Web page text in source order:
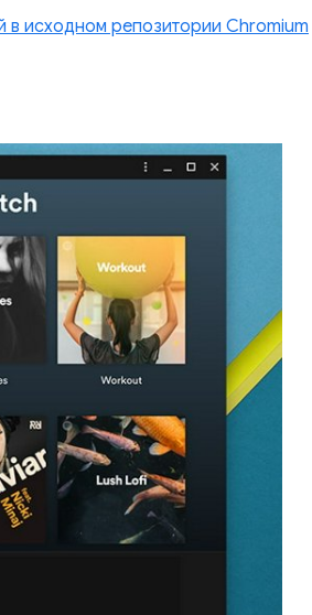
в исходном репозитории Chromium